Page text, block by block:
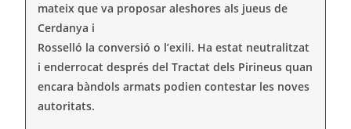
mateix que va proposar aleshores als jueus de
Cerdanya i
Rosselló la conversió o l’exili. Ha estat neutralitzat
i enderrocat després del Tractat dels Pirineus quan
encara bàndols armats podien contestar les noves
autoritats.